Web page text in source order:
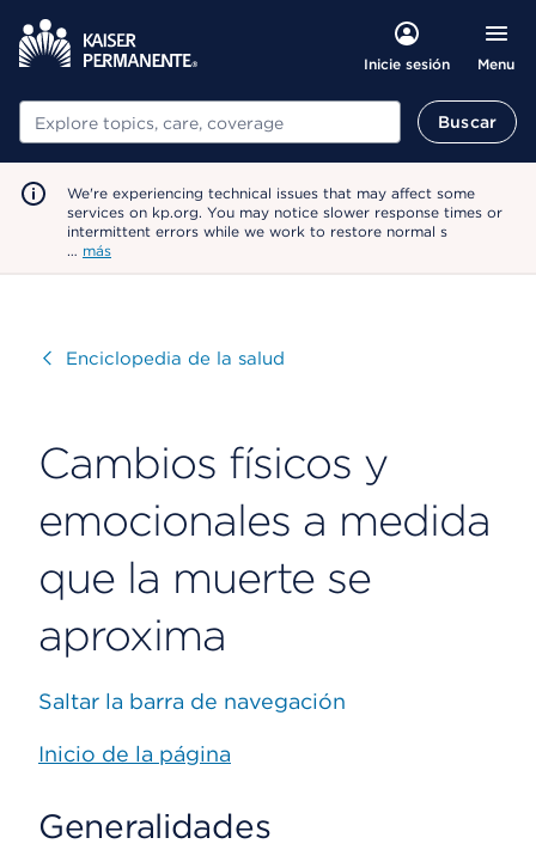
Inicie sesión Menu
Buscar Buscar
We're experiencing technical issues that may affect some
services on kp.org. You may notice slower response times or
intermittent errors while we work to restore normal s
… más
Visitar
Enciclopedia de la salud
Cambios físicos y
emocionales a medida
que la muerte se
aproxima
Saltar la barra de navegación
Inicio de la página
Generalidades